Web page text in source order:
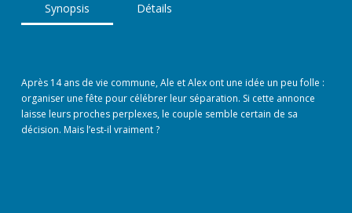
Synopsis Détails
Après 14 ans de vie commune, Ale et Alex ont une idée un peu folle :
organiser une fête pour célébrer leur séparation. Si cette annonce
laisse leurs proches perplexes, le couple semble certain de sa
décision. Mais l’est-il vraiment ?